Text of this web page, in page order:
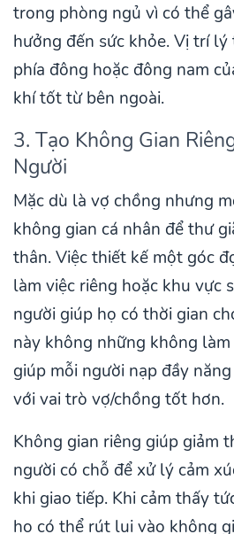
trong phòng ngủ vì có thể
hưởng đến sức khỏe. Vị trí
phía đông hoặc đông nam
khí tốt từ bên ngoài.
3. Tạo Không Gian
Người
Mặc dù là vợ chồng nhưng
không gian cá nhân để thư
thân. Việc thiết kế một góc
làm việc riêng hoặc khu vực
người giúp họ có thời gian
này không những không làm
giúp mỗi người nạp đầy
với vai trò vợ/chồng tốt hơn.
Không gian riêng giúp giảm
người có chỗ để xử lý cảm
khi giao tiếp. Khi cảm thấy
họ có thể rút lui vào không